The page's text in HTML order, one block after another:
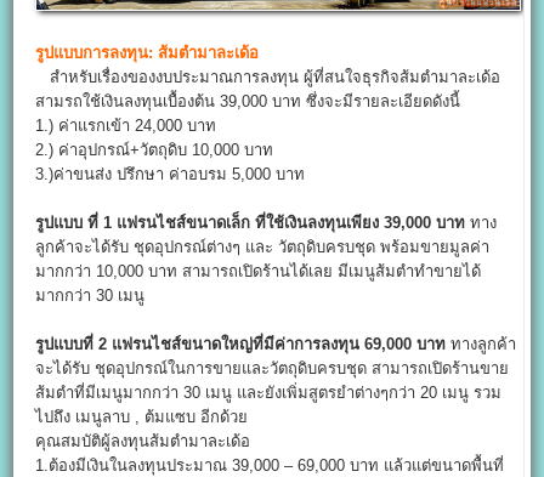
รูปแบบการลงทุน: ส้มตำมาละเด้อ
สำหรับเรื่องของงบประมาณการลงทุน ผู้ที่สนใจธุรกิจส้มตำมาละเด้อ
สามรถใช้เงินลงทุนเบื้องต้น 39,000 บาท ซึ่งจะมีรายละเอียดดังนี้
1.) ค่าแรกเข้า 24,000 บาท
2.) ค่าอุปกรณ์+วัตถุดิบ 10,000 บาท
3.)ค่าขนส่ง ปรึกษา ค่าอบรม 5,000 บาท
รูปแบบ ที่ 1 แฟรนไชส์ขนาดเล็ก ที่ใช้เงินลงทุนเพียง 39,000 บาท ทาง
ลูกค้าจะได้รับ ชุดอุปกรณ์ต่างๆ และ วัตถุดิบครบชุด พร้อมขายมูลค่า
มากกว่า 10,000 บาท สามารถเปิดร้านได้เลย มีเมนูส้มตำทำขายได้
มากกว่า 30 เมนู
รูปแบบที่ 2 แฟรนไชส์ขนาดใหญ่ที่มีค่าการลงทุน 69,000 บาท ทางลูกค้า
จะได้รับ ชุดอุปกรณ์ในการขายและวัตถุดิบครบชุด สามารถเปิดร้านขาย
ส้มตำที่มีเมนูมากกว่า 30 เมนู และยังเพิ่มสูตรยำต่างๆกว่า 20 เมนู รวม
ไปถึง เมนูลาบ , ต้มแซบ อีกด้วย
คุณสมบัติผู้ลงทุนส้มตำมาละเด้อ
1.ต้องมีเงินในลงทุนประมาณ 39,000 – 69,000 บาท แล้วแต่ขนาดพื้นที่